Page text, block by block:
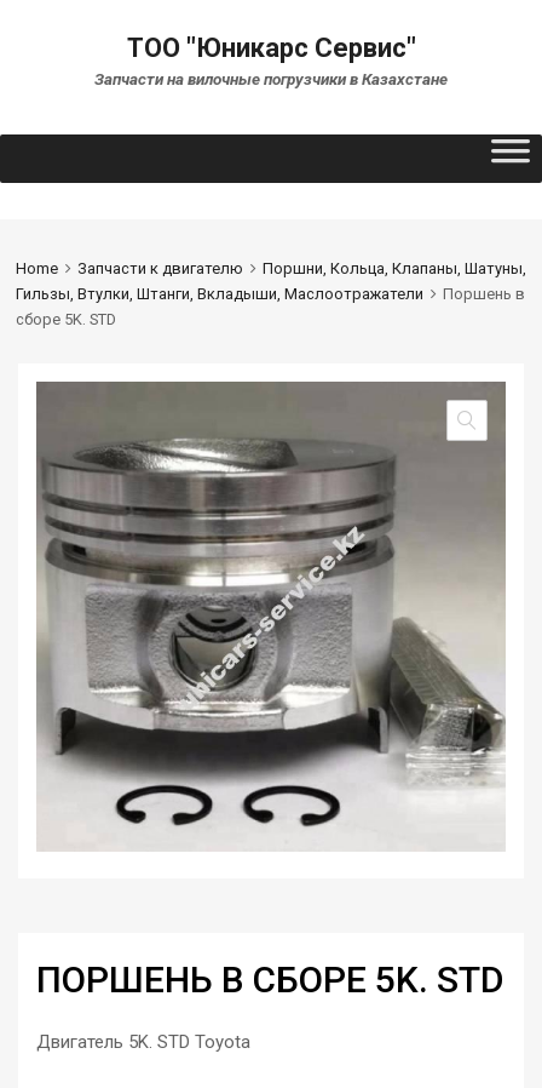
ТОО "Юникарс Сервис"
Запчасти на вилочные погрузчики в Казахстане
Home Запчасти к двигателю
Поршни, Кольца, Клапаны, Шатуны,
Гильзы, Втулки, Штанги, Вкладыши, Маслоотражатели
Поршень в
сборе 5K. STD
ПОРШЕНЬ В СБОРЕ 5K. STD
Двигатель 5K. STD Toyota